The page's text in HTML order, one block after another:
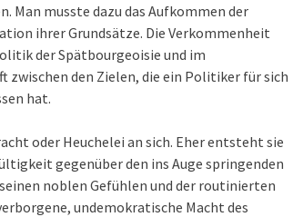
Man musste dazu das Aufkommen der
ihrer Grundsätze. Die Verkommenheit
der Spätbourgeoisie und im
den Zielen, die ein Politiker für sich
hat.
oder Heuchelei an sich. Eher entsteht sie
gegenüber den ins Auge springenden
noblen Gefühlen und der routinierten
undemokratische Macht des